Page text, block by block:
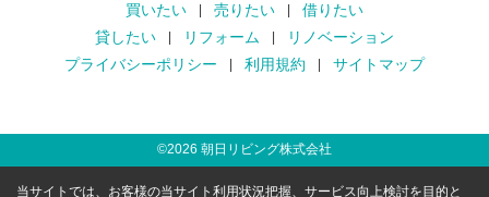
買いたい
売りたい
借りたい
貸したい
リフォーム
リノベーション
プライバシーポリシー
利用規約 サイトマップ
©2026 朝日リビング株式会社
当サイトでは、お客様の当サイト利用状況把握、サービス向上検討を目的と